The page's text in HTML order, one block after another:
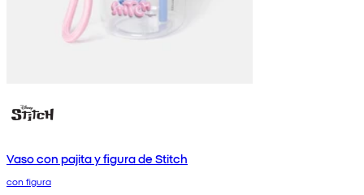
Vaso con pajita y figura de Stitch
con figura